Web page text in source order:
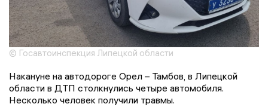
© Госавтоинспекция Липецкой области
Накануне на автодороге Орел – Тамбов, в Липецкой
области в ДТП столкнулись четыре автомобиля.
Несколько человек получили травмы.